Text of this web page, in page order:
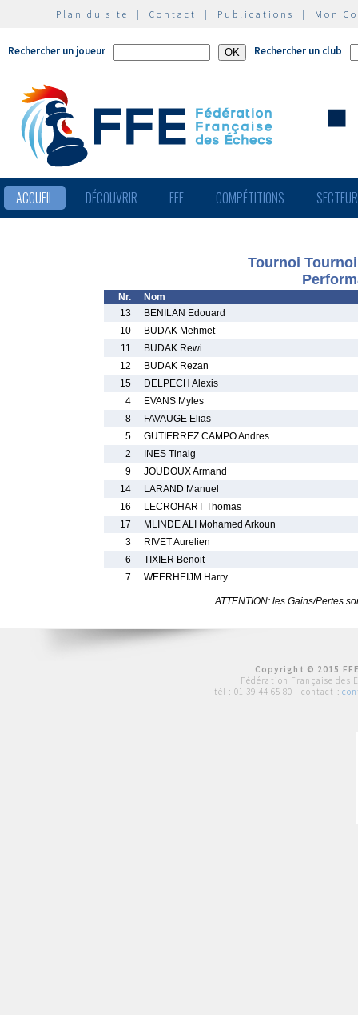
Plan du site | Contact | Publications | Mon
Rechercher un joueur Rechercher un club
ACCUEIL DÉCOUVRIR FFE COMPÉTITIONS
Tournoi
Nr.
Nom
13
BENILAN Edouard
10
BUDAK Mehmet
11
BUDAK Rewi
12
BUDAK Rezan
15
DELPECH Alexis
4
EVANS Myles
8
FAVAUGE Elias
5
GUTIERREZ CAMPO Andres
2
INES Tinaig
9
JOUDOUX Armand
14
LARAND Manuel
16
LECROHART Thomas
17
MLINDE ALI Mohamed Arkoun
3
RIVET Aurelien
6
TIXIER Benoit
7
WEERHEIJM Harry
ATTENTION: les Gains/Pertes
Copyright © 2015
Fédération Française des
tél : 01 39 44 65 80 | contact :